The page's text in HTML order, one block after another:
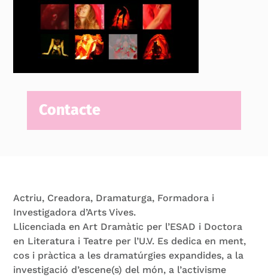
Contacte
Actriu, Creadora, Dramaturga, Formadora i
Investigadora d’Arts Vives.
Llicenciada en Art Dramàtic per l’ESAD i Doctora
en Literatura i Teatre per l’U.V. Es dedica en ment,
cos i pràctica a les dramatúrgies expandides, a la
investigació d’escene(s) del món, a l’activisme